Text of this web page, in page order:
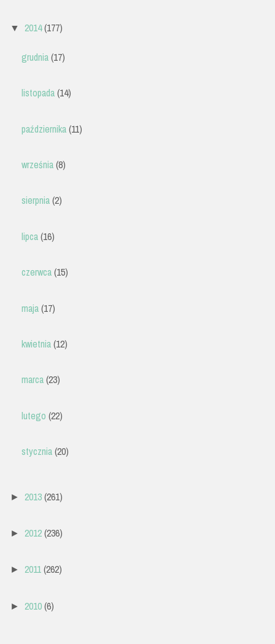
▼ 2014(177)
grudnia(17)
listopada(14)
października(11)
września(8)
sierpnia(2)
lipca(16)
czerwca(15)
maja(17)
kwietnia(12)
marca(23)
lutego (22)
stycznia(20)
► 2013(261)
► 2012(236)
► 2011(262)
► 2010(6)